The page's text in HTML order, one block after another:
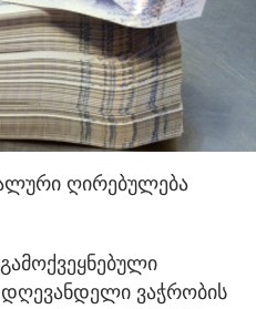
ღირებულება
დღევანდელი ვაჭრობის